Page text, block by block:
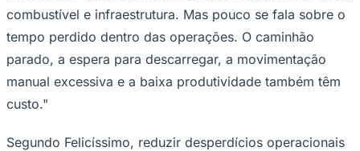
combustível e infraestrutura. Mas pouco se fala sobre o
tempo perdido dentro das operações. O caminhão
parado, a espera para descarregar, a movimentação
manual excessiva e a baixa produtividade também têm
custo."
Segundo Felicíssimo, reduzir desperdícios operacionais